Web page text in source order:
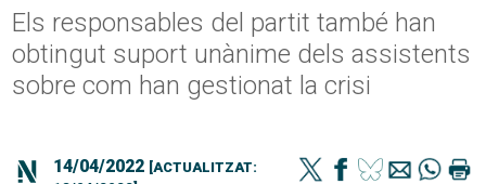
Els responsables del partit també han
obtingut suport unànime dels assistents
sobre com han gestionat la crisi
14/04/2022 [ACTUALITZAT: